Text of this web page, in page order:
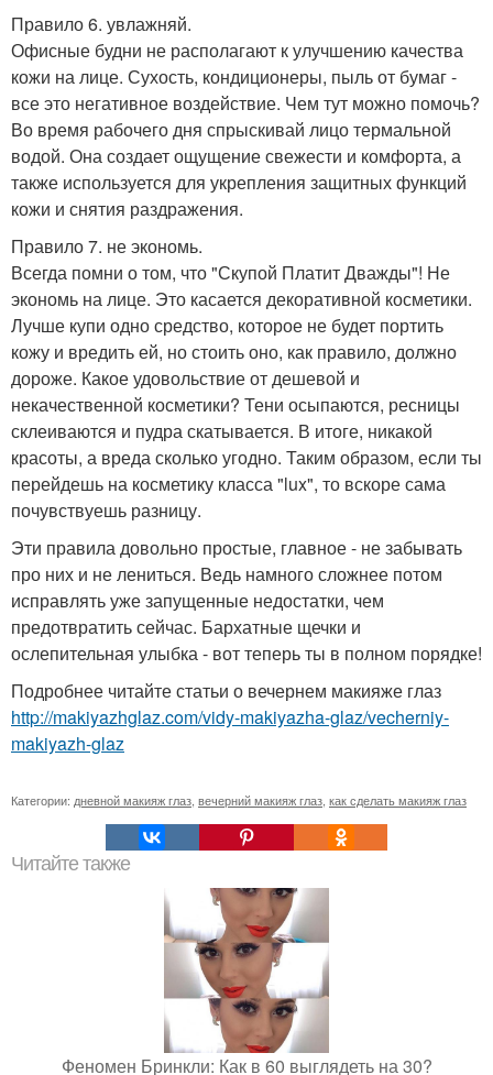
Правило 6. увлажняй.
Офисные будни не располагают к улучшению качества
кожи на лице. Сухость, кондиционеры, пыль от бумаг -
все это негативное воздействие. Чем тут можно помочь?
Во время рабочего дня спрыскивай лицо термальной
водой. Она создает ощущение свежести и комфорта, а
также используется для укрепления защитных функций
кожи и снятия раздражения.
Правило 7. не экономь.
Всегда помни о том, что "Скупой Платит Дважды"! Не
экономь на лице. Это касается декоративной косметики.
Лучше купи одно средство, которое не будет портить
кожу и вредить ей, но стоить оно, как правило, должно
дороже. Какое удовольствие от дешевой и
некачественной косметики? Тени осыпаются, ресницы
склеиваются и пудра скатывается. В итоге, никакой
красоты, а вреда сколько угодно. Таким образом, если ты
перейдешь на косметику класса "lux", то вскоре сама
почувствуешь разницу.
Эти правила довольно простые, главное - не забывать
про них и не лениться. Ведь намного сложнее потом
исправлять уже запущенные недостатки, чем
предотвратить сейчас. Бархатные щечки и
ослепительная улыбка - вот теперь ты в полном порядке!
Подробнее читайте статьи о вечернем макияже глаз
http://makiyazhglaz.com/vidy-makiyazha-glaz/vecherniy-
makiyazh-glaz
Категории: дневной макияж глаз вечерний макияж глаз как сделать макияж глаз
Читайте также
Феномен Бринкли: Как в 60 выглядеть на 30?